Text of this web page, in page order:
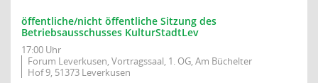
öffentliche/nicht öffentliche Sitzung des
Betriebsausschusses KulturStadtLev
17:00 Uhr
Forum Leverkusen, Vortragssaal, 1. OG, Am Büchelter
Hof 9, 51373 Leverkusen